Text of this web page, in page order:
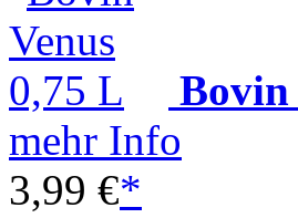
Bovin
mehr Info
3,99 €*